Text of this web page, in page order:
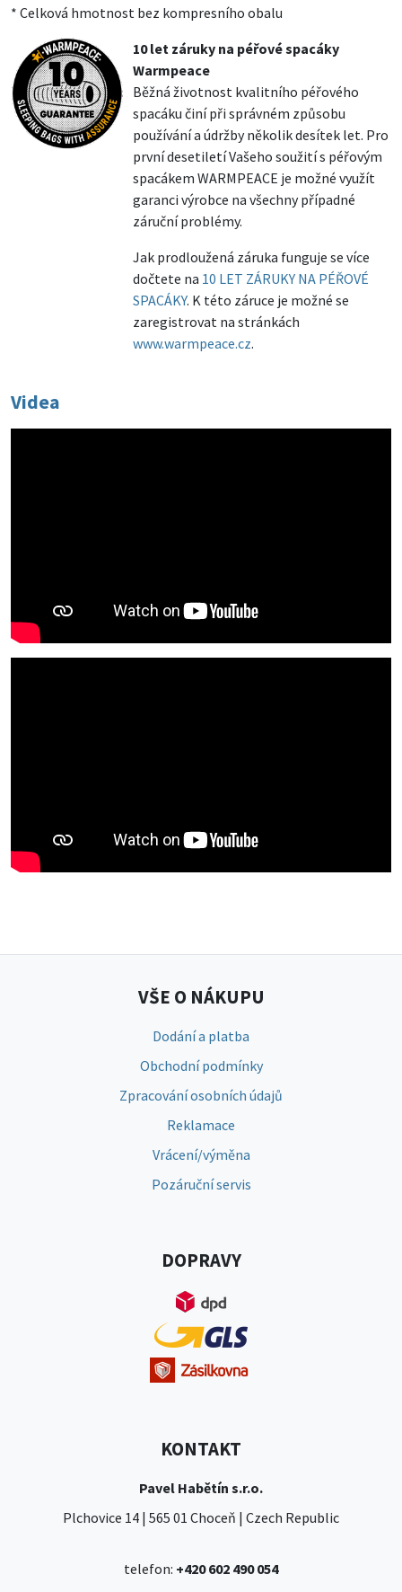
* Celková hmotnost bez kompresního obalu
10 let záruky na péřové spacáky
Warmpeace
Běžná životnost kvalitního péřového
spacáku činí při správném způsobu
používání a údržby několik desítek let. Pro
první desetiletí Vašeho soužití s péřovým
spacákem WARMPEACE je možné využít
garanci výrobce na všechny případné
záruční problémy.
Jak prodloužená záruka funguje se více
dočtete na 10 LET ZÁRUKY NA PÉŘOVÉ
SPACÁKY. K této záruce je možné se
zaregistrovat na stránkách
www.warmpeace.cz.
Videa
VŠE O NÁKUPU
Dodání a platba
Obchodní podmínky
Zpracování osobních údajů
Reklamace
Vrácení/výměna
Pozáruční servis
DOPRAVY
KONTAKT
Pavel Habětín s.r.o.
Plchovice 14 | 565 01 Choceň | Czech Republic
telefon: +420 602 490 054